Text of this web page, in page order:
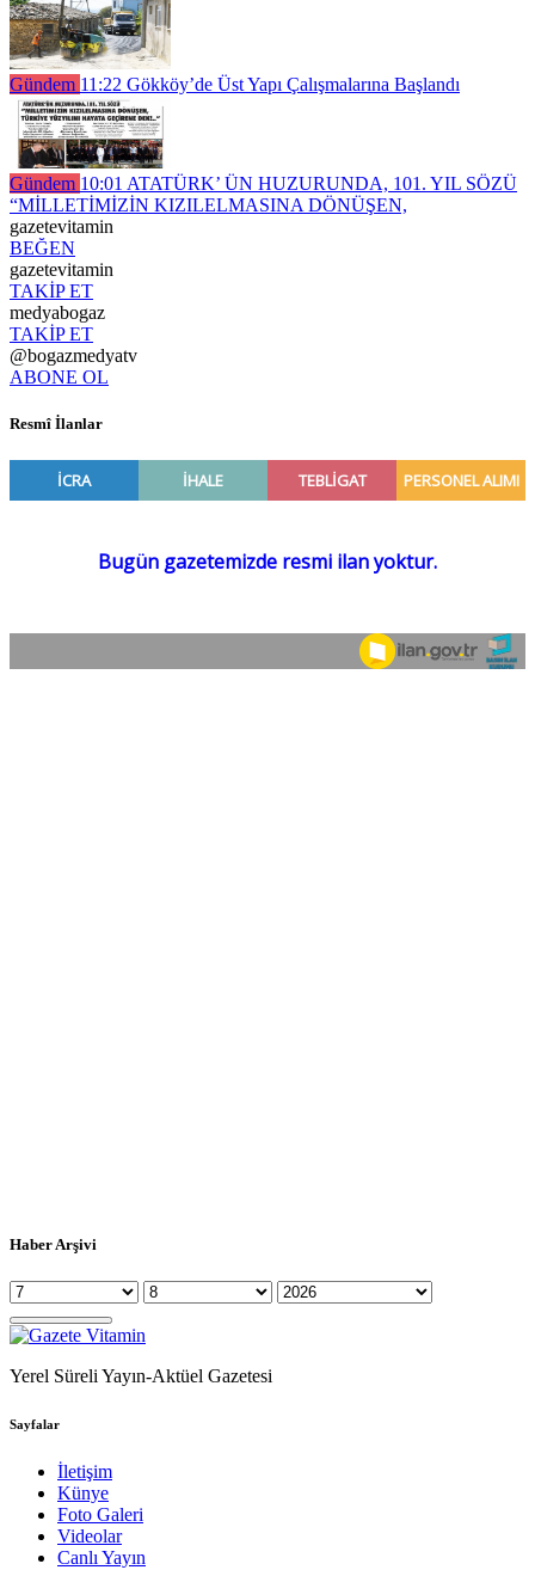
Gündem 11:22 Gökköy’de Üst Yapı Çalışmalarına Başlandı
Gündem 10:01 ATATÜRK’ ÜN HUZURUNDA, 101. YIL SÖZÜ
“MİLLETİMİZİN KIZILELMASINA DÖNÜŞEN,
gazetevitamin
BEĞEN
gazetevitamin
TAKİP ET
medyabogaz
TAKİP ET
@bogazmedyatv
ABONE OL
Resmî İlanlar
Haber Arşivi
Yerel Süreli Yayın-Aktüel Gazetesi
Sayfalar
İletişim
Künye
Foto Galeri
Videolar
Canlı Yayın